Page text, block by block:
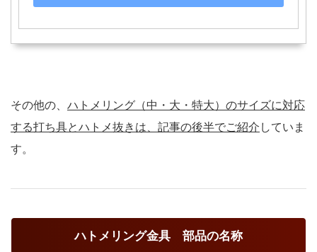
その他の、 ハトメリング（中・大・特大）のサイズに対応
する打ち具とハトメ抜きは、記事の後半でご紹介 していま
す。
ハトメリング金具 部品の名称